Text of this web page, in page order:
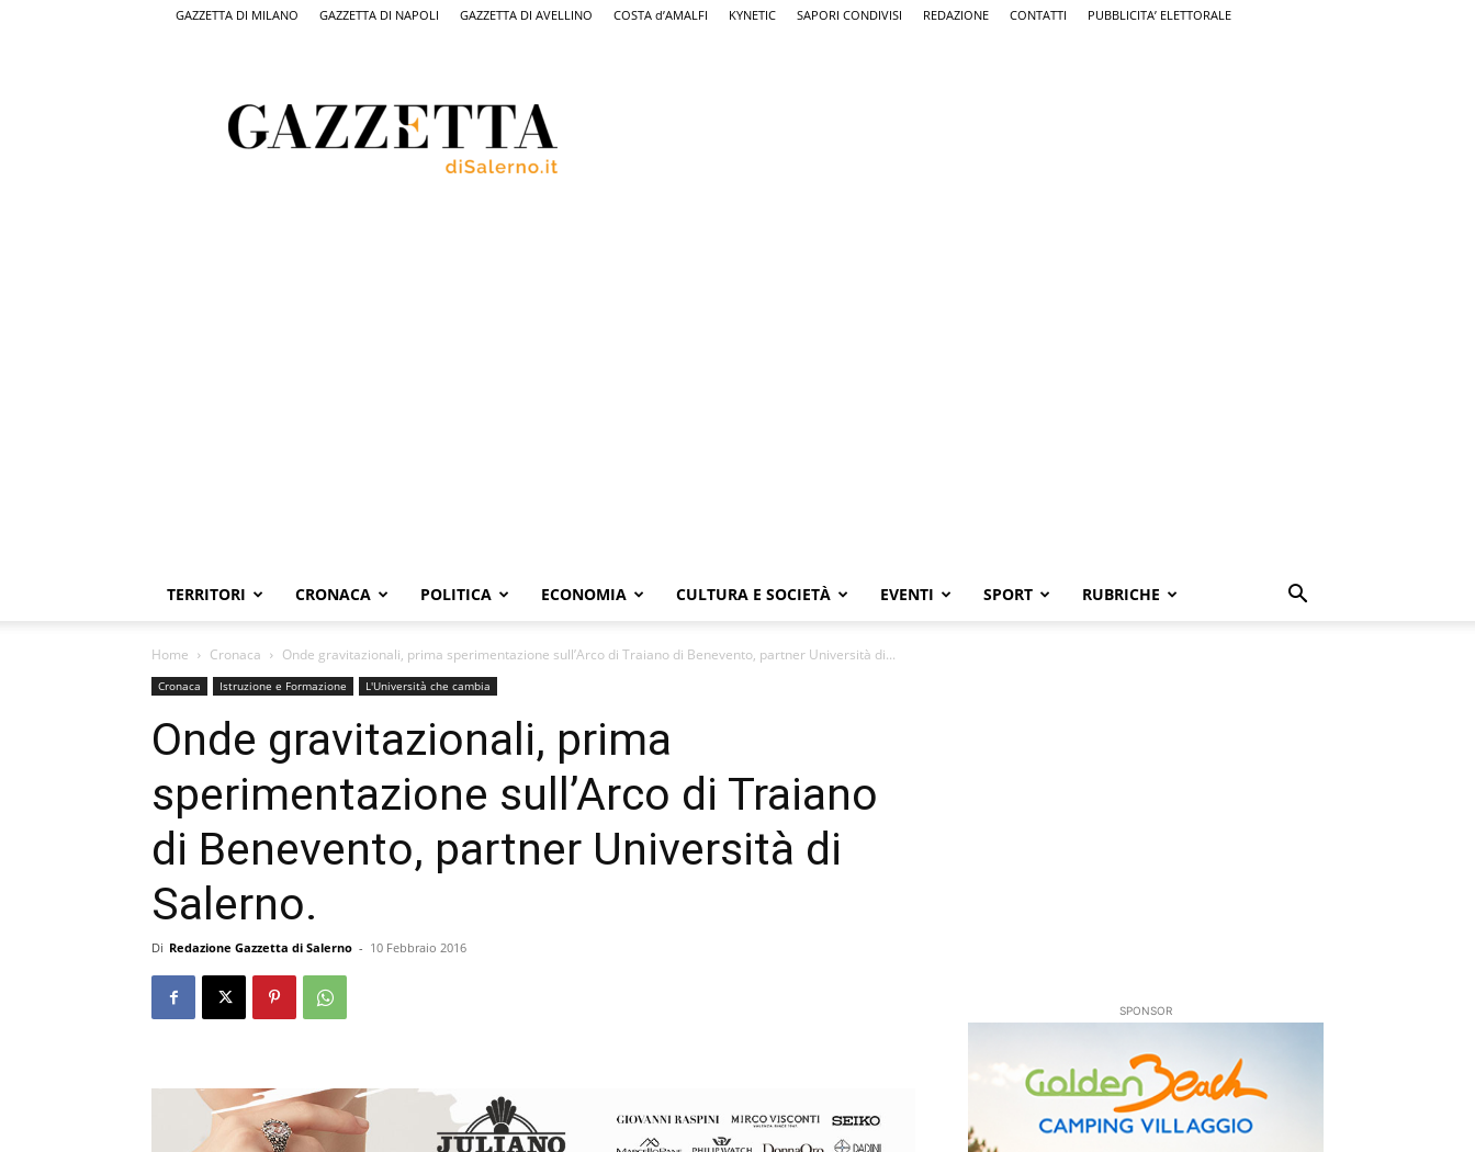
GAZZETTA DI MILANO GAZZETTA DI NAPOLI GAZZETTA DI AVELLINO COSTA d’AMALFI KYNETIC SAPORI CONDIVISI REDAZIONE CONTATTI PUBBLICITA’ ELETTORALE
Salerno,
il
quotidiano
TERRITORI CRONACA POLITICA ECONOMIA CULTURA E SOCIETÀ EVENTI SPORT RUBRICHE
Home Cronaca Onde gravitazionali, prima sperimentazione sull’Arco di Traiano di Benevento, partner Università di...
Cronaca Istruzione e Formazione L'Università che cambia
Onde gravitazionali, prima
sperimentazione sull’Arco di Traiano
di Benevento, partner Università di
Salerno.
Di Redazione Gazzetta di Salerno - 10 Febbraio 2016
SPONSOR